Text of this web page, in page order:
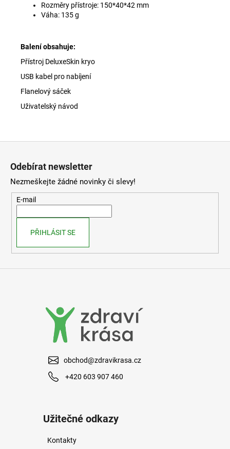
Rozměry přístroje: 150*40*42 mm
Váha: 135 g
Balení obsahuje:
Přístroj DeluxeSkin kryo
USB kabel pro nabíjení
Flanelový sáček
Uživatelský návod
Odebírat newsletter
Nezmeškejte žádné novinky či slevy!
E-mail
PŘIHLÁSIT SE
obchod@zdravikrasa.cz
+420 603 907 460
Užitečné odkazy
Kontakty